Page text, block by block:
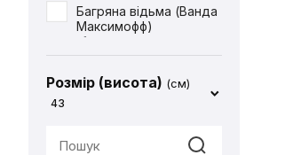
God of War
2
Harry Potter
4
Багряна відьма (Ванда
Максимофф)
1
Ґордон)
Розмір (висота) (см)
43